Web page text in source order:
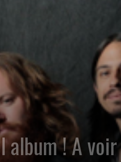
album ! A voir